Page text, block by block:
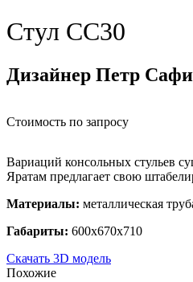
Стул СС30
Дизайнер Петр
Стоимость по запросу
Вариаций консольных стульев
Яратам предлагает свою
Материалы: металлическая
Габариты: 600х670х710
Скачать 3D модель
Похожие